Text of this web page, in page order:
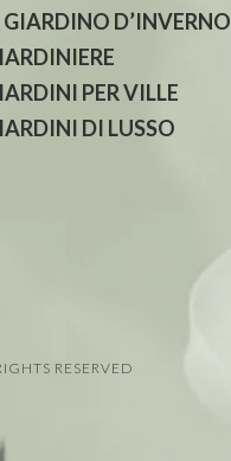
GIARDINO D’INVERNO
PER VILLE
DI LUSSO
RESERVED